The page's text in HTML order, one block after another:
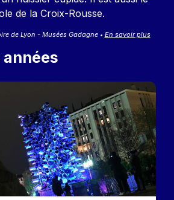
de la Croix-Rousse.
de Lyon - Musées Gadagne • En savoir plus